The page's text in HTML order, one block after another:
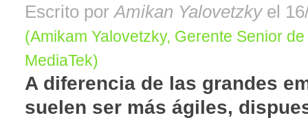
Escrito porAmikan Yalovetzkyel
(Amikam Yalovetzky, Gerente Senior
MediaTek)
A diferencia de las grandes
suelen ser más ágiles,